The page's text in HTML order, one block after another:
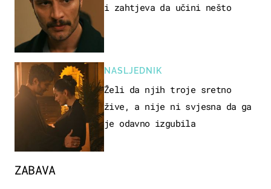
ZABAVA
i zahtjeva da učini nešto
NASLJEDNIK
Želi da njih troje sretno
žive, a nije ni svjesna da ga
je odavno izgubila